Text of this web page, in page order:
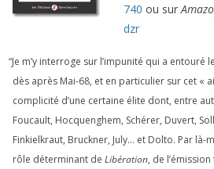
740 ou sur
dzr
“Je m’y inter­roge sur l’impunité qui a
dès après Mai-68, et en par­ti­cu­lier sur cet «
com­pli­ci­té d’une cer­taine élite dont, entre
Foucault, Hocquenghem, Schérer, Duvert,
Finkielkraut, Bruckner, July… et Dolto. Par là-
rôle déter­mi­nant de Libération, de